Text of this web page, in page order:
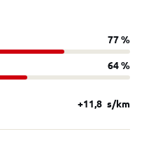
77 %
64 %
+11,8 s/km